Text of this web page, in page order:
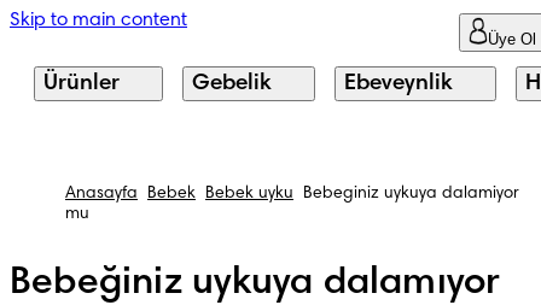
Skip to main content
Üye Ol
Ürünler Gebelik Ebeveynlik
Anasayfa Bebek Bebek uyku
Bebeginiz uykuya dalamiyor
mu
Bebeğiniz uykuya dalamıyor